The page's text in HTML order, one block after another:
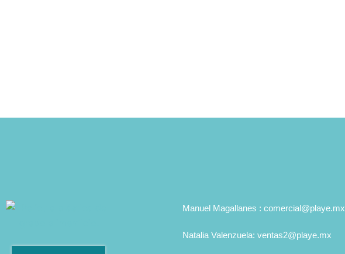
Manuel Magallanes : comercial@playe.mx
Natalia Valenzuela: ventas2@playe.mx